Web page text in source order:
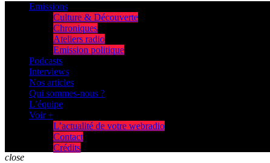
Emissions
Culture & Découverte
Chroniques
Ateliers radio
Emission politique
Podcasts
Interviews
Nos articles
Qui sommes-nous ?
L’équipe
Voir +
L’actualité de votre webradio
Contact
Crédits
close